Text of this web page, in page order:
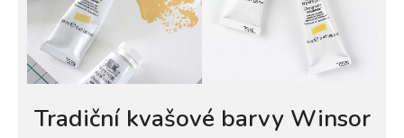
Tradiční kvašové barvy Winsor